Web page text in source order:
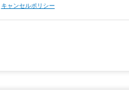
キャンセルポリシー